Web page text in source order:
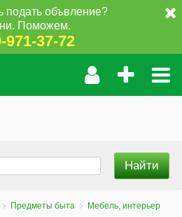
объвление?
Поможем.
971-37-72
Предметы быта Мебель, интерьер